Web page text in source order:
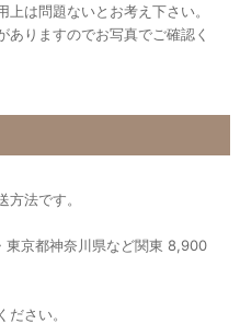
は問題ないとお考え下さい。
ありますのでお写真でご確認く
法です。
東京都神奈川県など関東 8,900
ださい。